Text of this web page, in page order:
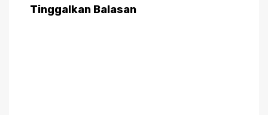
Tinggalkan Balasan